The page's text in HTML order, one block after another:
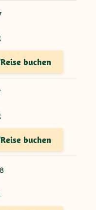
Reise buchen
Reise buchen